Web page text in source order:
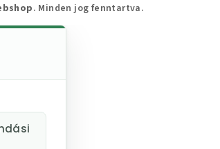
. Minden jog fenntartva.